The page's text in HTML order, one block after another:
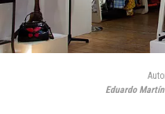
Eduardo